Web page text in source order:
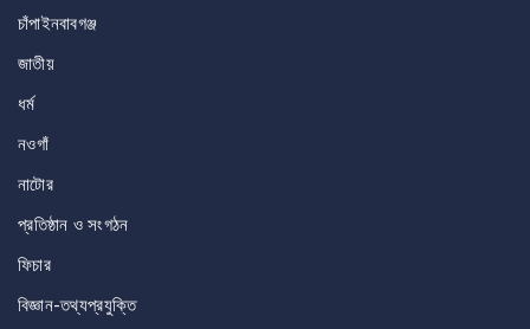
চাঁপাইনবাবগঞ্জ
জাতীয়
ধর্ম
নওগাঁ
নাটোর
প্রতিষ্ঠান ও সংগঠন
ফিচার
বিজ্ঞান-তথ্যপ্রযুক্তি